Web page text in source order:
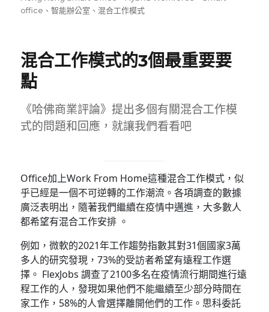
日
office 、智能辦公室 、混合工作模式
混合工作模式的3個最重要要
點
《哈佛商業評論》提出多個有關混合工作模
式的問題和回應，就讓我們看看吧
Office加上Work From Home這種混合工作模式，似
乎已經是一個不可逆轉的工作潮流。各項調查的數據
廣泛表明出，隨著我們繼續在疫情中邁進，大多數人
都希望有混合工作安排 。
例如，微軟的2021年工作趨勢指數其對31個國家3萬
多人的研究發現，73%的受訪者希望有遠程工作選
擇。 FlexJobs 調查了2100多名在疫情流行期間進行遠
程工作的人，發現如果他們不能繼續至少部分時間在
家工作，58%的人會選擇離開他們的工作。思科委託